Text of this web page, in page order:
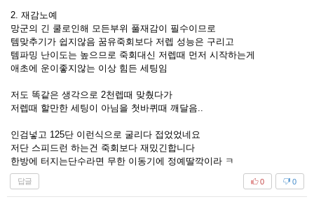
2. 재감노예
망군의 긴 쿨로인해 모든부위 풀재감이 필수이므로
템맞추기가 쉽지않음 꿈유죽회보다 저렙 성능은 구리고
템파밍 난이도는 높으므로 죽회대신 저렙때 먼저 시작하는게
애초에 운이좋지않는 이상 힘든 세팅임
저도 똑같은 생각으로 2천렙때 맞췄다가
저렙때 할만한 세팅이 아님을 첫바퀴때 깨달음..
인검넣고 125단 이런식으로 굴리다 접었었네요
저단 스피드런 하는건 죽회보다 재밌긴합니다
한방에 터지는단수라면 무한 이동기에 정예딸깍이라 ㅋ
답글 0
0